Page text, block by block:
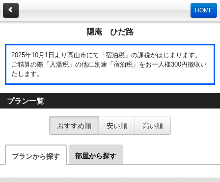
HOME
隠庵 ひだ路
2025年10月1日より高山市にて「宿泊税」の課税がはじまります。
ご精算の際「入湯税」の他に別途「宿泊税」をお一人様300円徴収い
たします。
プラン一覧
おすすめ順 安い順 高い順
プランから探す 部屋から探す